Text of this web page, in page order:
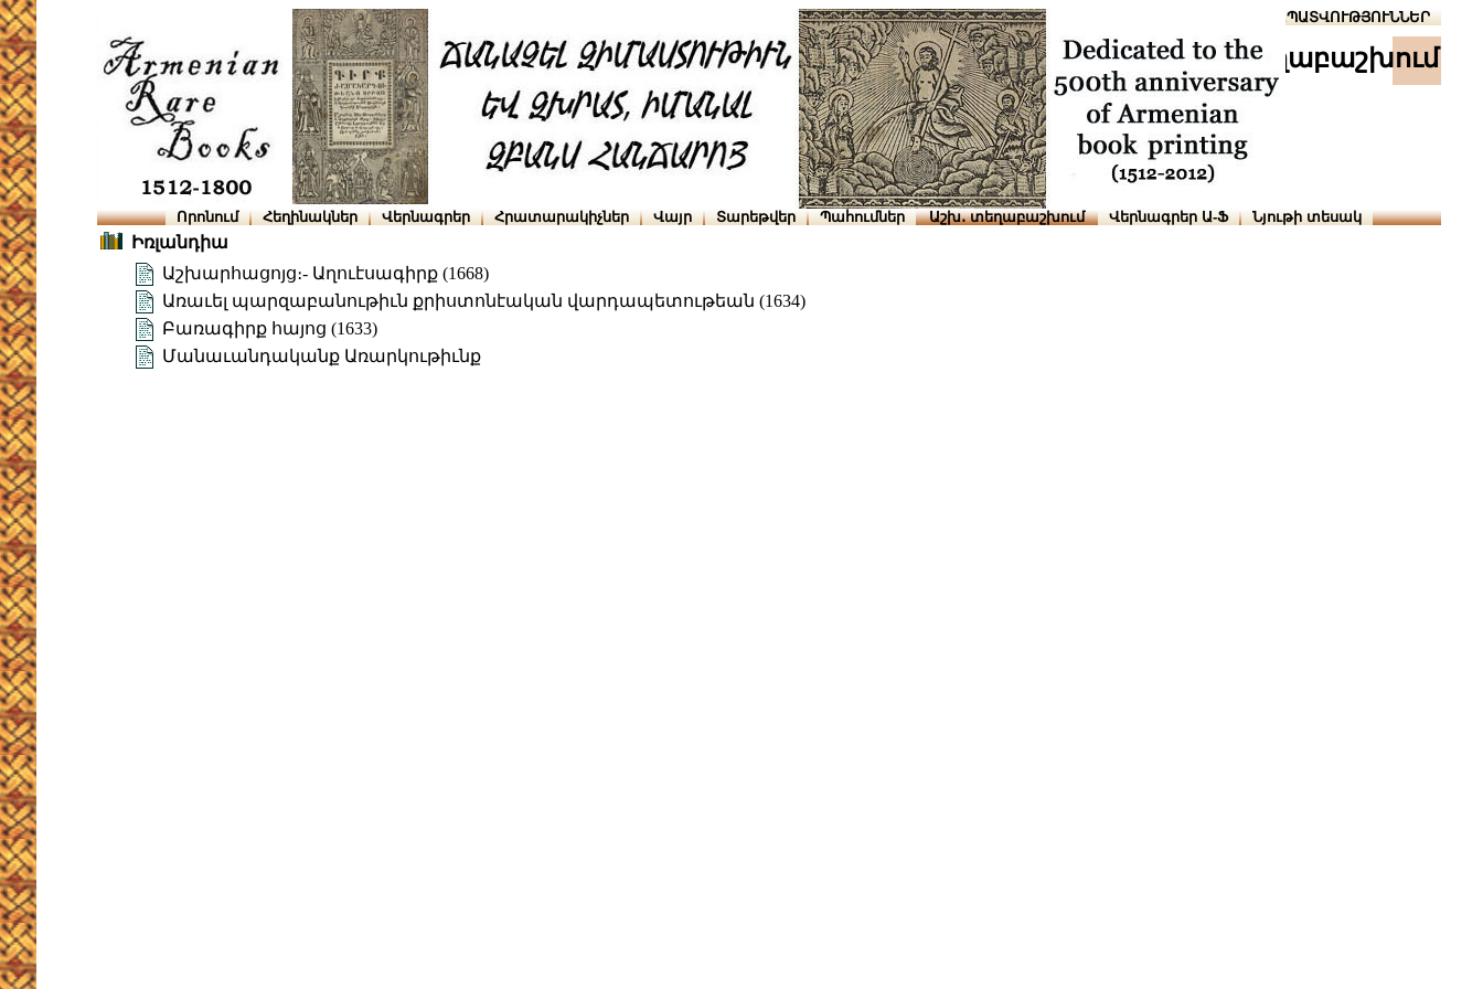
ՆԱԽԱՊԱՏՎՈՒԹՅՈՒՆՆԵՐ
աշխ․ տեղաբաշխում
Որոնում Հեղինակներ Վերնագրեր Հրատարակիչներ Վայր Տարեթվեր Պահումներ Աշխ․ տեղաբաշխում Վերնագրեր Ա-Ֆ Նյութի տեսակ
Իռլանդիա
Աշխարհացոյց։- Աղուէսագիրք (1668)
Առաւել պարզաբանութիւն քրիստոնէական վարդապետութեան (1634)
Բառագիրք հայոց (1633)
Մանաւանդականք Առարկութիւնք